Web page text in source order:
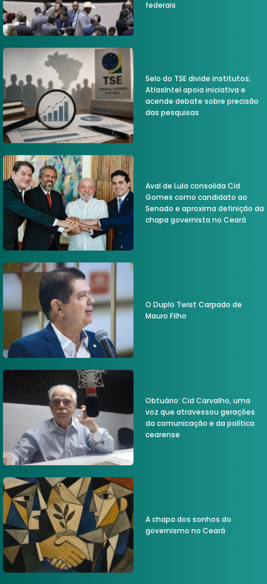
federais
Selo do TSE divide institutos;
AtlasIntel apoia iniciativa e
acende debate sobre precisão
das pesquisas
Aval de Lula consolida Cid
Gomes como candidato ao
Senado e aproxima definição da
chapa governista no Ceará
O Duplo Twist Carpado de
Mauro Filho
Obtuário: Cid Carvalho, uma
voz que atravessou gerações
da comunicação e da política
cearense
A chapa dos sonhos do
governismo no Ceará